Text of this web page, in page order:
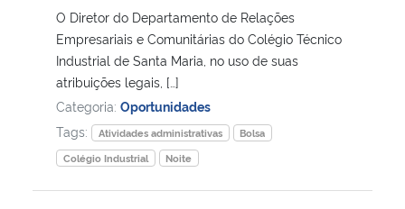
O Diretor do Departamento de Relações
Empresariais e Comunitárias do Colégio Técnico
Industrial de Santa Maria, no uso de suas
atribuições legais, […]
Categoria: Oportunidades
Tags:
Atividades administrativas
Bolsa
Colégio Industrial
Noite